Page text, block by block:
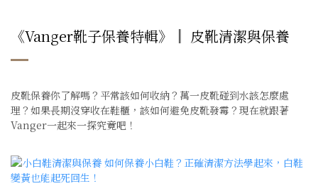
《Vanger靴子保養特輯》║ 皮靴清潔與保養
皮靴保養你了解嗎？平常該如何收納？萬一皮靴碰到水該怎麼處
理？如果長期沒穿收在鞋櫃，該如何避免皮靴發霉？現在就跟著
Vanger一起來一探究竟吧！